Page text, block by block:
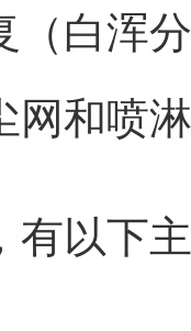
（白浑
网和喷
以下主